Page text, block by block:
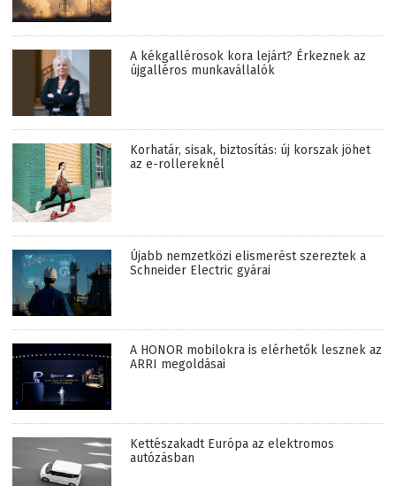
A kékgallérosok kora lejárt? Érkeznek az
újgalléros munkavállalók
Korhatár, sisak, biztosítás: új korszak jöhet
az e-rollereknél
Újabb nemzetközi elismerést szereztek a
Schneider Electric gyárai
A HONOR mobilokra is elérhetők lesznek az
ARRI megoldásai
Kettészakadt Európa az elektromos
autózásban